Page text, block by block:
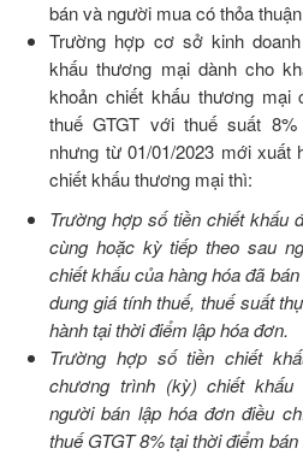
bán và người mua có thỏa
Trường hợp cơ sở kinh
khấu thương mại dành cho
khoản chiết khấu thương mại
thuế GTGT với thuế suất
nhưng từ 01/01/2023 mới xuất
chiết khấu thương mại thì:
Trường hợp số tiền chiết khấu
cùng hoặc kỳ tiếp theo sau
chiết khấu của hàng hóa đã
dung giá tính thuế, thuế suất
hành tại thời điểm lập hóa đơn.
Trường hợp số tiền chiết
chương trình (kỳ) chiết khấu
người bán lập hóa đơn điều
thuế GTGT 8% tại thời điểm bán